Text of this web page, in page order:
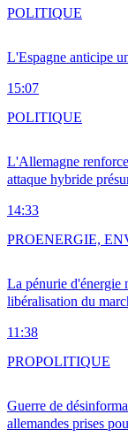
L'Espagne anticipe
15:07
POLITIQUE
L'Allemagne
attaque hybride
14:33
POLITIQUE
La pénurie d'énergie
libéralisation du
11:38
PROENERGIE,
Guerre de
allemandes prises
PROPOLITIQUE